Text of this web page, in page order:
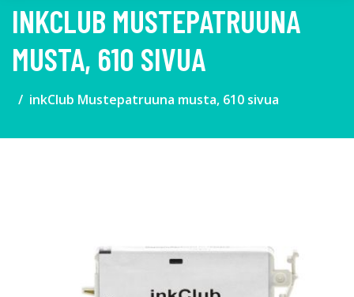
INKCLUB MUSTEPATRUUNA
MUSTA, 610 SIVUA
inkClub Mustepatruuna musta, 610 sivua